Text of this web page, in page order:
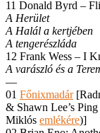
11 Donald Byrd –
A Herület
A Halál a kertjében
A tengerészláda
12 Frank Wess – I
A varászló és a
—
01 Főnixmadár
& Shawn Lee’s
Miklós emlékére)]